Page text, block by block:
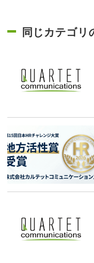
同じカテゴリ